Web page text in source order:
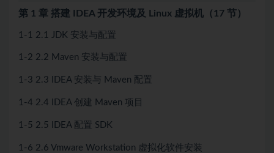
第 1 章 搭建 IDEA 开发环境及 Linux 虚拟机（17 节）
1-1 2.1 JDK 安装与配置
1-2 2.2 Maven 安装与配置
1-3 2.3 IDEA 安装与 Maven 配置
1-4 2.4 IDEA 创建 Maven 项目
1-5 2.5 IDEA 配置 SDK
1-6 2.6 Vmware Workstation 虚拟化软件安装